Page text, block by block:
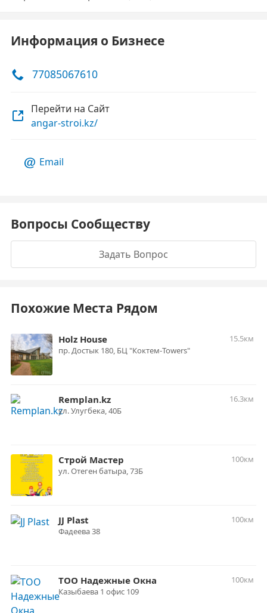
Информация о Бизнесе
77085067610
Перейти на Сайт
angar-stroi.kz/
Email
Вопросы Сообществу
Задать Вопрос
Похожие Места Рядом
Holz House
15.5км
пр. Достык 180, БЦ "Коктем-Towers"
Remplan.kz
16.3км
ул. Улугбека, 40Б
Строй Мастер
100км
ул. Отеген батыра, 73Б
JJ Plast
100км
Фадеева 38
ТОО Надежные Окна
100км
Казыбаева 1 офис 109